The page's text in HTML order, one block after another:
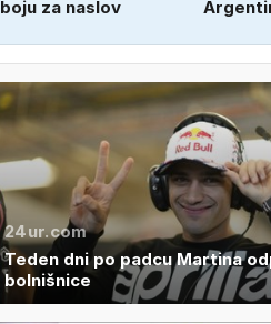
boju za naslov
24ur.com
Teden dni po padcu Martina
bolnišnice